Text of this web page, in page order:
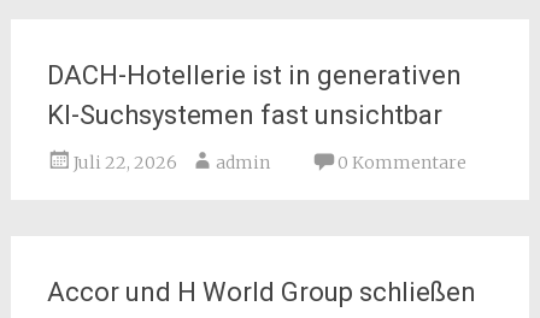
DACH-Hotellerie ist in generativen
KI-Suchsystemen fast unsichtbar
Juli 22, 2026 admin 0 Kommentare
Accor und H World Group schließen